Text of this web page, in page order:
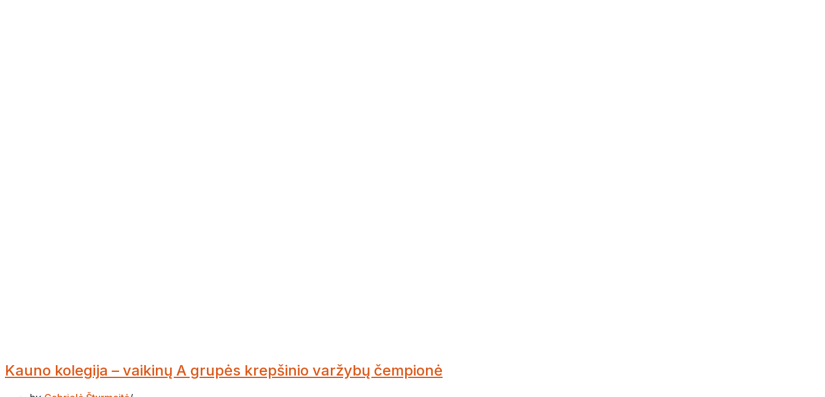
Kauno kolegija – vaikinų A grupės krepšinio varžybų čempionė